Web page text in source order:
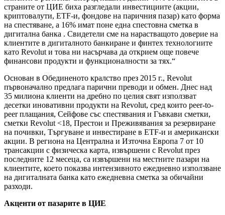
страните от ЦИЕ биха разгледали инвестициите (акции,
криптовалути, ETF-и, фондове на паричния пазар) като форма
на спестяване, а 16% имат поне една спестовна сметка в
дигитална банка . Свидетели сме на нарастващото доверие на
клиентите в дигиталното банкиране и финтех технологиите
като Revolut и това ни насърчава да открием още повече
финансови продукти и функционалности за тях.“
Основан в Обединеното кралство през 2015 г., Revolut
първоначално предлага парични преводи и обмен. Днес над
35 милиона клиенти на дребно по целия свят използват
десетки иновативни продукти на Revolut, сред които peer-to-
peer плащания, Сейфове със спестявания и Гъвкави сметки,
сметки Revolut <18, Престои и Преживявания за резервиране
на почивки, Търгуване и инвестиране в ETF-и и американски
акции. В региона на Централна и Източна Европа 7 от 10
трансакции с физическа карта, извършени с Revolut през
последните 12 месеца, са извършени на местните пазари на
клиентите, което показва интензивното ежедневно използване
на дигиталната банка като ежедневна сметка за обичайни
разходи.
Акценти от пазарите в ЦИЕ